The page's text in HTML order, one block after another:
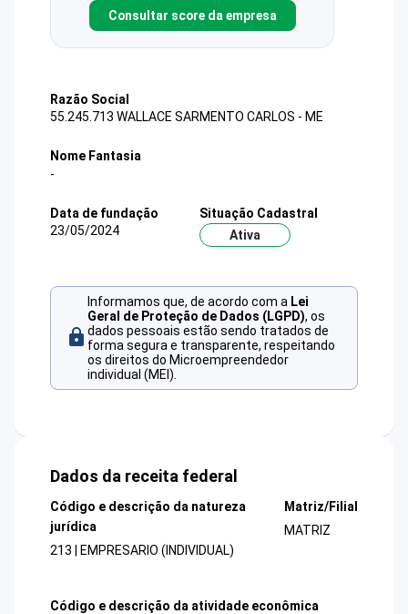
Consultar score da empresa
Razão Social
55.245.713 WALLACE SARMENTO CARLOS - ME
Nome Fantasia
-
Data de fundação
23/05/2024
Situação Cadastral
Ativa
Informamos que, de acordo com a Lei
Geral de Proteção de Dados (LGPD), os
dados pessoais estão sendo tratados de
forma segura e transparente, respeitando
os direitos do Microempreendedor
individual (MEI).
Dados da receita federal
Código e descrição da natureza
jurídica
213 | EMPRESARIO (INDIVIDUAL)
Matriz/Filial
MATRIZ
Código e descrição da atividade econômica